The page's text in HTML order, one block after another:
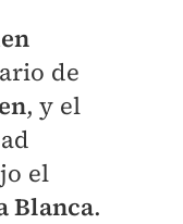
de
, y el
el
Blanca.